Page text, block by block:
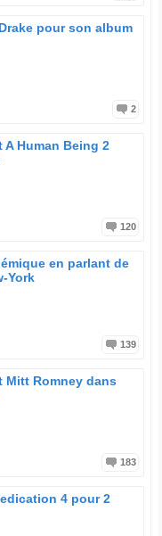
pour son album
2
A Human Being 2
120
en parlant de
York
139
Mitt Romney dans
183
4 pour 2